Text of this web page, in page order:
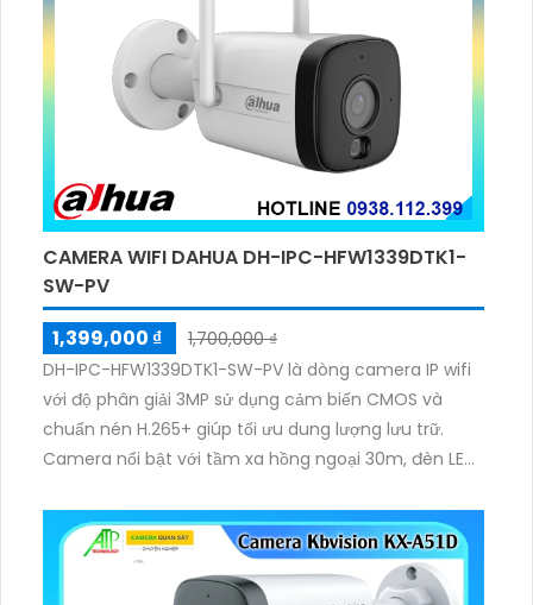
CAMERA WIFI DAHUA DH-IPC-HFW1339DTK1-
SW-PV
1,399,000 ₫
1,700,000 ₫
DH-IPC-HFW1339DTK1-SW-PV là dòng camera IP wifi
với độ phân giải 3MP sử dụng cảm biến CMOS và
chuẩn nén H.265+ giúp tối ưu dung lượng lưu trữ.
Camera nổi bật với tầm xa hồng ngoại 30m, đèn LED
báo bằng đèn và còi hú, hỗ trợ đàm thoại hai chiều
cùng khe cắm thẻ nhớ lên đến 256GB, mang lại giải
pháp an ninh toàn diện.